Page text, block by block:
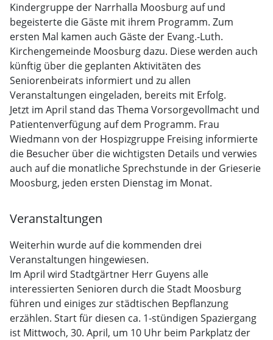
Kindergruppe der Narrhalla Moosburg auf und
begeisterte die Gäste mit ihrem Programm. Zum
ersten Mal kamen auch Gäste der Evang.-Luth.
Kirchengemeinde Moosburg dazu. Diese werden auch
künftig über die geplanten Aktivitäten des
Seniorenbeirats informiert und zu allen
Veranstaltungen eingeladen, bereits mit Erfolg.
Jetzt im April stand das Thema Vorsorgevollmacht und
Patientenverfügung auf dem Programm. Frau
Wiedmann von der Hospizgruppe Freising informierte
die Besucher über die wichtigsten Details und verwies
auch auf die monatliche Sprechstunde in der Grieserie
Moosburg, jeden ersten Dienstag im Monat.
Veranstaltungen
Weiterhin wurde auf die kommenden drei
Veranstaltungen hingewiesen.
Im April wird Stadtgärtner Herr Guyens alle
interessierten Senioren durch die Stadt Moosburg
führen und einiges zur städtischen Bepflanzung
erzählen. Start für diesen ca. 1-stündigen Spaziergang
ist Mittwoch, 30. April, um 10 Uhr beim Parkplatz der